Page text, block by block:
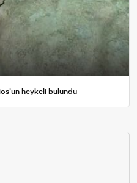
heykeli bulundu